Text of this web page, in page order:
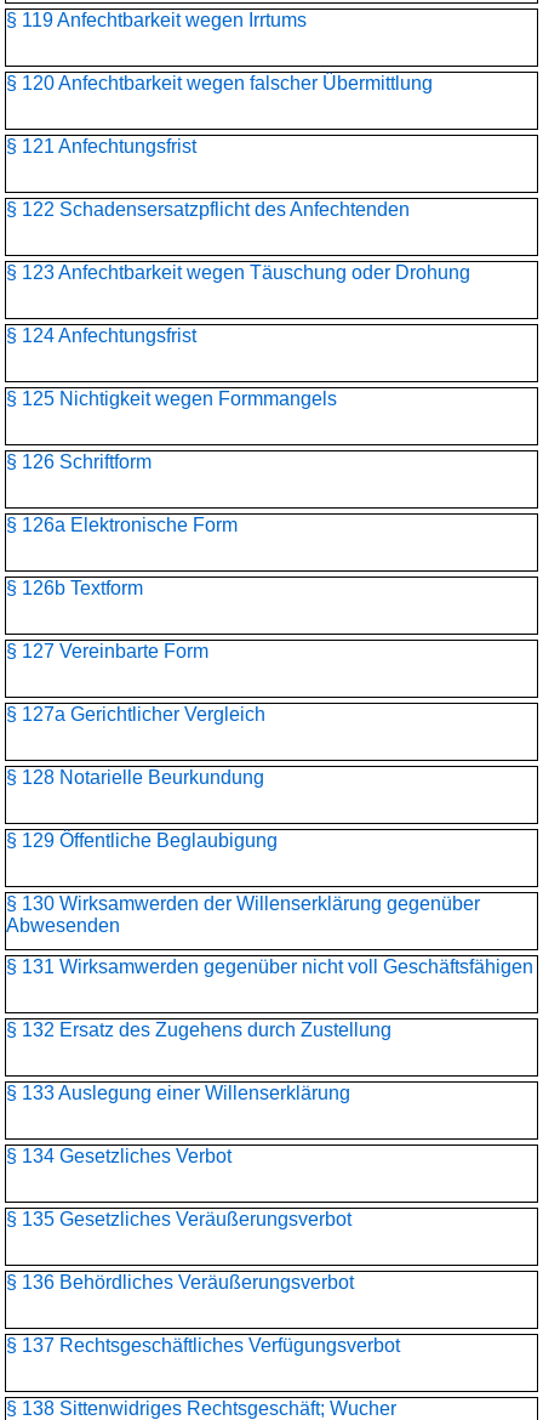
§ 119 Anfechtbarkeit wegen Irrtums
§ 120 Anfechtbarkeit wegen falscher Übermittlung
§ 121 Anfechtungsfrist
§ 122 Schadensersatzpflicht des Anfechtenden
§ 123 Anfechtbarkeit wegen Täuschung oder Drohung
§ 124 Anfechtungsfrist
§ 125 Nichtigkeit wegen Formmangels
§ 126 Schriftform
§ 126a Elektronische Form
§ 126b Textform
§ 127 Vereinbarte Form
§ 127a Gerichtlicher Vergleich
§ 128 Notarielle Beurkundung
§ 129 Öffentliche Beglaubigung
§ 130 Wirksamwerden der Willenserklärung gegenüber
Abwesenden
§ 131 Wirksamwerden gegenüber nicht voll Geschäftsfähigen
§ 132 Ersatz des Zugehens durch Zustellung
§ 133 Auslegung einer Willenserklärung
§ 134 Gesetzliches Verbot
§ 135 Gesetzliches Veräußerungsverbot
§ 136 Behördliches Veräußerungsverbot
§ 137 Rechtsgeschäftliches Verfügungsverbot
§ 138 Sittenwidriges Rechtsgeschäft; Wucher